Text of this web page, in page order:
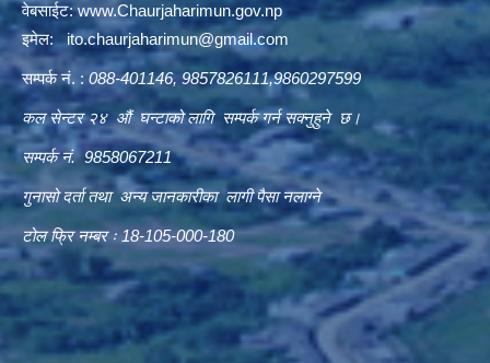
वेबसाईट:www.Chaurjaharimun.gov.np
इमेल:ito.chaurjaharimun@gmail.com
सम्पर्क नं. : 088-401146, 9857826111,9860297599
कल सेन्टर २४ औं घन्टाको लागि सम्पर्क गर्न सक्नुहुने छ।
सम्पर्क नं. 9858067211
गुनासो दर्ता तथा अन्य जानकारीका लागी पैसा नलाग्ने
टोल फ्रि नम्बर ः 18-105-000-180